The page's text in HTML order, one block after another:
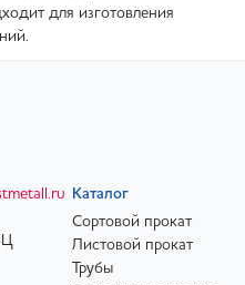
для изготовления
Каталог
Сортовой прокат
Листовой прокат
Трубы